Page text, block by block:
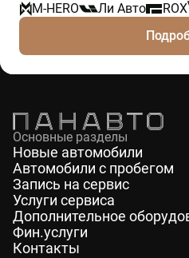
M-HERO
Ли Авто ROX
Основные разделы
Новые автомобили
Автомобили с пробегом
Запись на сервис
Услуги сервиса
Дополнительное
Фин.услуги
Контакты